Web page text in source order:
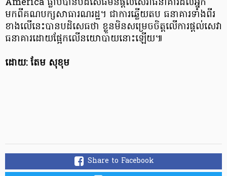
មកពីគណបក្សសាធារណរដ្ឋ។ ជាការឆ្លើយតប ធនាគារទាំងពីរ
ខាងលើនេះបានបដិសេធថា ខ្លួនមិនសម្រេចចិត្តលើការផ្តល់សេវា
ធនាគារដោយផ្អែកលើនយោបាយនោះឡើយ៕
ដោយ: តែម សុខុម
Share to Facebook